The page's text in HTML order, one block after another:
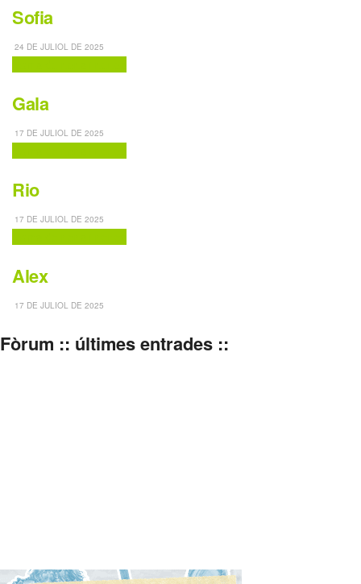
Sofia
24 DE JULIOL DE 2025
Gala
17 DE JULIOL DE 2025
Rio
17 DE JULIOL DE 2025
Alex
17 DE JULIOL DE 2025
Fòrum :: últimes entrades ::